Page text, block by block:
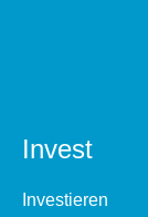
Invest
Investieren